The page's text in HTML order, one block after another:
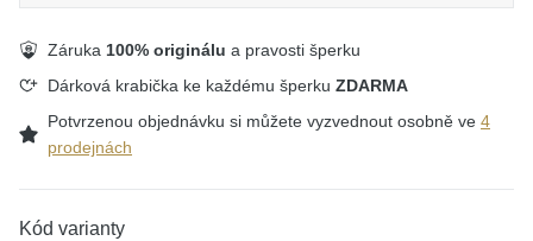
Záruka 100% originálu a pravosti šperku
Dárková krabička ke každému šperku ZDARMA
Potvrzenou objednávku si můžete vyzvednout osobně ve 4
prodejnách
Kód varianty